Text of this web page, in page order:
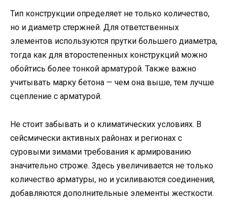
Тип конструкции определяет не только количество,
но и диаметр стержней. Для ответственных
элементов используются прутки большего диаметра,
тогда как для второстепенных конструкций можно
обойтись более тонкой арматурой. Также важно
учитывать марку бетона — чем она выше, тем лучше
сцепление с арматурой.
Не стоит забывать и о климатических условиях. В
сейсмически активных районах и регионах с
суровыми зимами требования к армированию
значительно строже. Здесь увеличивается не только
количество арматуры, но и усиливаются соединения,
добавляются дополнительные элементы жесткости.